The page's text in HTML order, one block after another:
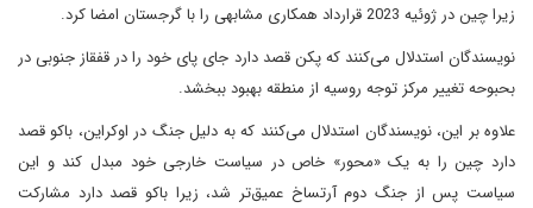
زیرا چین در ژوئیه 2023 قرارداد همکاری مشابهی را با گرجستان امضا کرد.
نویسندگان استدلال می‌کنند که پکن قصد دارد جای پای خود را در قفقاز جنوبی در
بحبوحه تغییر مرکز توجه روسیه از منطقه بهبود ببخشد.
علاوه بر این، نویسندگان استدلال می‌کنند که به دلیل جنگ در اوکراین، باکو قصد
دارد چین را به یک «محور» خاص در سیاست خارجی خود مبدل کند و این
سیاست پس از جنگ دوم آرتساخ عمیق‌تر شد، زیرا باکو قصد دارد مشارکت